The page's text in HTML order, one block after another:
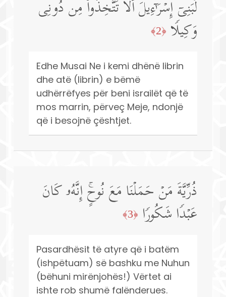
لِّبَنِیۤ إِسۡرَ ٰ⁠ۤءِیلَ أَلَّا تَتَّخِذُوا۟ مِن دُونِی
وَكِیلࣰا ﴿2﴾
Edhe Musai Ne i kemi dhënë librin
dhe atë (librin) e bëmë
udhërrëfyes për beni israilët që të
mos marrin, përveç Meje, ndonjë
që i besojnë çështjet.
ذُرِّیَّةَ مَنۡ حَمَلۡنَا مَعَ نُوحٍۚ إِنَّهُۥ كَانَ
عَبۡدࣰا شَكُورࣰا ﴿3﴾
Pasardhësit të atyre që i batëm
(ishpëtuam) së bashku me Nuhun
(bëhuni mirënjohës!) Vërtet ai
ishte rob shumë falënderues.